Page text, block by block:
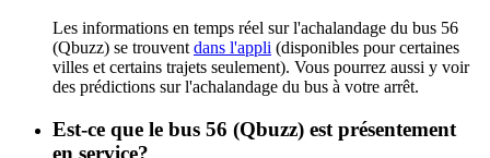
Les informations en temps réel sur l'achalandage du bus 56
(Qbuzz) se trouvent dans l'appli (disponibles pour certaines
villes et certains trajets seulement). Vous pourrez aussi y voir
des prédictions sur l'achalandage du bus à votre arrêt.
Est-ce que le bus 56 (Qbuzz) est présentement
en service?